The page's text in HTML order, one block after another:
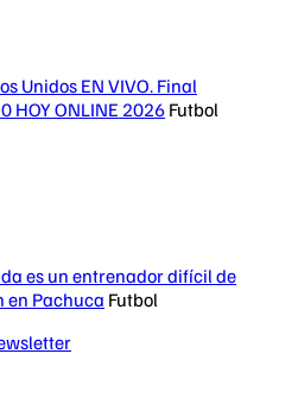
Unidos EN VIVO. Final
HOY ONLINE 2026 Futbol
es un entrenador difícil de
en Pachuca Futbol